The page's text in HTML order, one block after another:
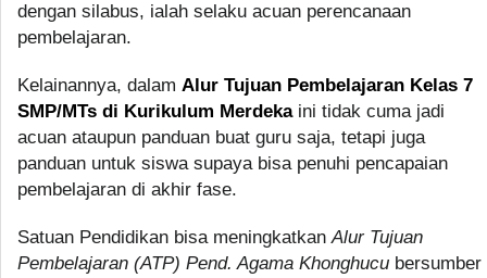
dengan silabus, ialah selaku acuan perencanaan
pembelajaran.
Kelainannya, dalam Alur Tujuan Pembelajaran Kelas 7
SMP/MTs di Kurikulum Merdekaini tidak cuma jadi
acuan ataupun panduan buat guru saja, tetapi juga
panduan untuk siswa supaya bisa penuhi pencapaian
pembelajaran di akhir fase.
Satuan Pendidikan bisa meningkatkanAlur Tujuan
Pembelajaran (ATP) Pend. Agama Khonghucu bersumber